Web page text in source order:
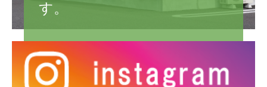
す。